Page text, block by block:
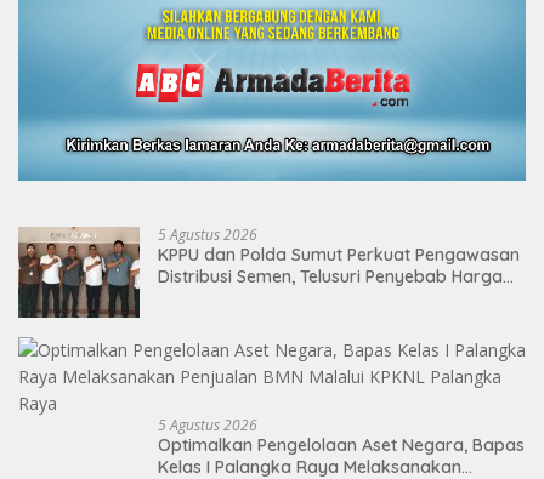
5 Agustus 2026
KPPU dan Polda Sumut Perkuat Pengawasan
Distribusi Semen, Telusuri Penyebab Harga
5 Agustus 2026
Optimalkan Pengelolaan Aset Negara, Bapas
Kelas I Palangka Raya Melaksanakan